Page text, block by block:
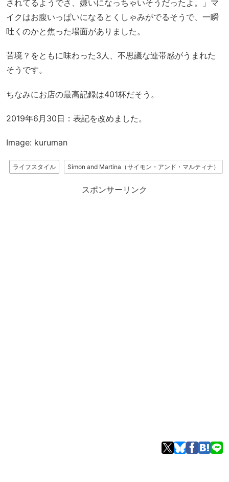
されてるようでさ、嫌いになっちゃいそうだったよ。」マ
イクはお腹いっぱいになるとくしゃみがでるそうで、一瞬
吐くのかと焦った場面がありました。
苦境？をともに味わった3人、不思議な連帯感がうまれた
そうです。
ちなみにお店の最高記録は401杯だそう。
2019年6月30日：表記を改めました。
Image: kuruman
ライフスタイル Simon and Martina（サイモン・アンド・マルティナ）
スポンサーリンク